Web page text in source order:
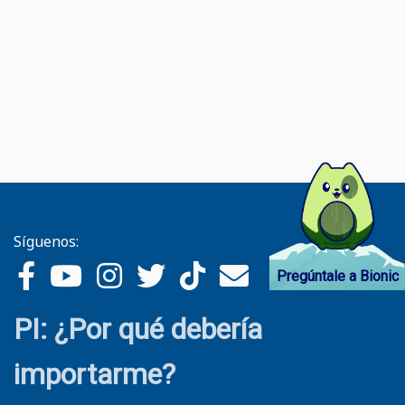
Pregúntale a Bionic
Síguenos:
PI: ¿Por qué debería
importarme?